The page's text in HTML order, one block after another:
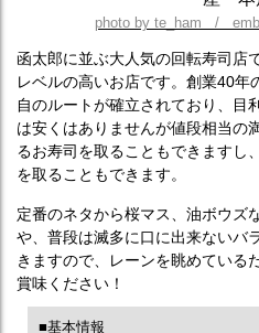
photo by te_ham /
函太郎に並ぶ大人気の回転寿司店
レベルの高いお店です。創業40年
自のルートが確立されており、目
は安くはありませんが値段相当の
るお寿司を取ることもできますし
を取ることもできます。
定番のネタから桜マス、油ボウズ
や、普段は滅多に口に出来ないバ
きますので、レーンを眺めている
賞味ください！
■基本情報